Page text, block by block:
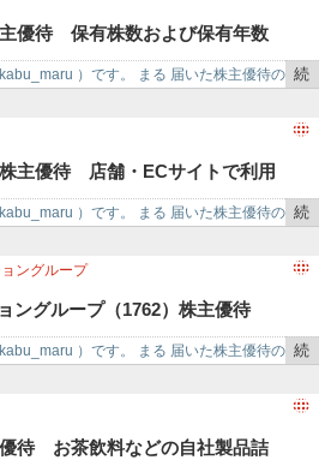
優待 保有株数および保有年数
ド（3月・9月末優待）
）です。 まる 届いた株主優待の
社（1822…
続
を
で
主優待 店舗・ECサイトで利用
優待）
）です。 まる 届いた株主優待の
会社（317…
続
を
で
ングループ
ングループ（1762）株主優待
おこめ券などから選択可（3月末
）です。 まる 届いた株主優待の
ストラクシ…
続
を
待 お茶飲料などの自社製品詰